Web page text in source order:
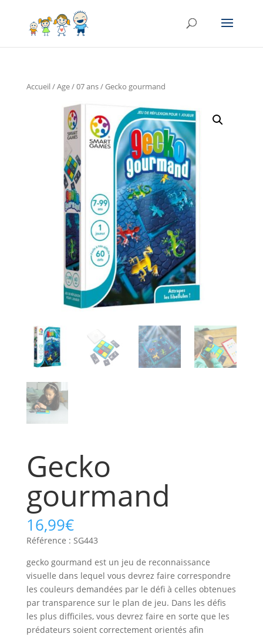
Accueil/Age/07 ans/ Gecko gourmand
Gecko
gourmand
16,99€
Référence : SG443
gecko gourmand est un jeu de reconnaissance
visuelle dans lequel vous devrez faire correspondre
les couleurs demandées par le défi à celles obtenues
par transparence sur le plan de jeu. Dans les défis
les plus difficiles, vous devrez faire en sorte que les
prédateurs soient correctement orientés afin